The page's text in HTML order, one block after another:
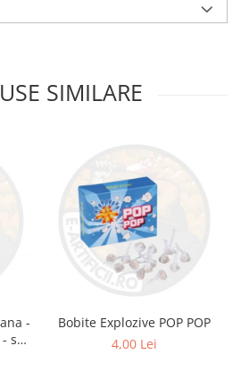
SIMILARE
-
set
Bobite Explozive POP POP
4,00 Lei